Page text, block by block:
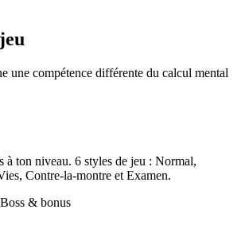
une compétence différente du calcul mental
à ton niveau. 6 styles de jeu : Normal,
Contre-la-montre et Examen.
Boss & bonus